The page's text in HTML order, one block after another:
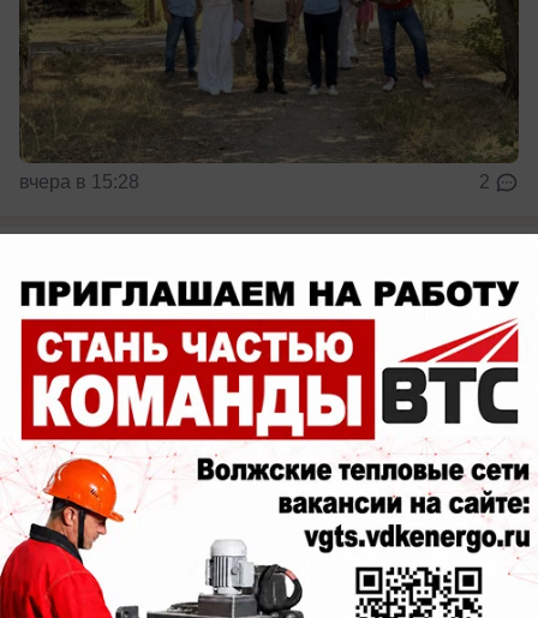
вчера в 15:28 2
10–11 класс в «Годографе»: подготовка к
поступлению без бюрократии и стресса